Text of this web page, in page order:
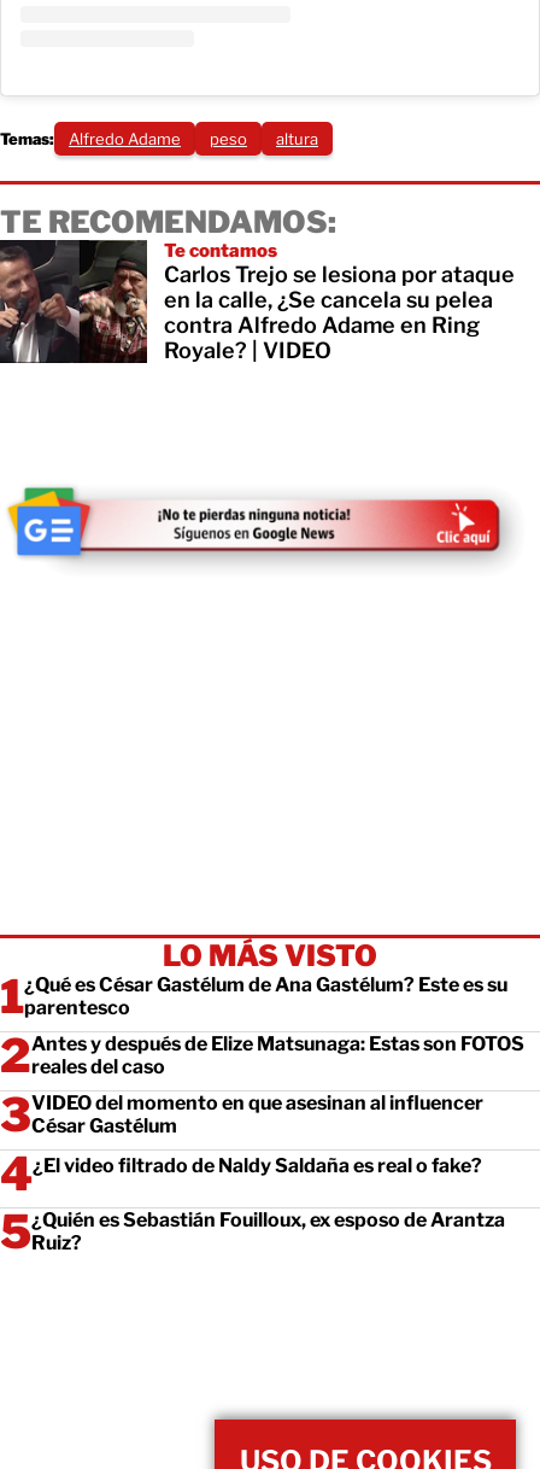
Temas: Alfredo Adame peso altura
TE RECOMENDAMOS:
Te contamos
Carlos Trejo se lesiona por ataque
en la calle, ¿Se cancela su pelea
contra Alfredo Adame en Ring
Royale? | VIDEO
LO MÁS VISTO
¿Qué es César Gastélum de Ana Gastélum? Este es su
parentesco
Antes y después de Elize Matsunaga: Estas son FOTOS
reales del caso
VIDEO del momento en que asesinan al influencer
César Gastélum
¿El video filtrado de Naldy Saldaña es real o fake?
¿Quién es Sebastián Fouilloux, ex esposo de Arantza
Ruiz?
USO DE COOKIES